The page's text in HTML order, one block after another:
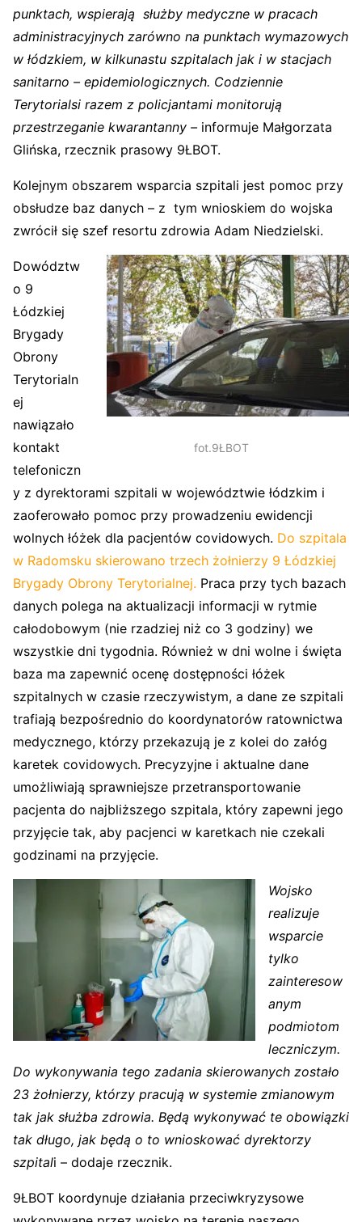
punktach, wspierają służby medyczne w pracach
administracyjnych zarówno na punktach wymazowych
w łódzkiem, w kilkunastu szpitalach jak i w stacjach
sanitarno – epidemiologicznych. Codziennie
Terytorialsi razem z policjantami monitorują
przestrzeganie kwarantanny – informuje Małgorzata
Glińska, rzecznik prasowy 9ŁBOT.
Kolejnym obszarem wsparcia szpitali jest pomoc przy
obsłudze baz danych – z tym wnioskiem do wojska
zwrócił się szef resortu zdrowia Adam Niedzielski.
fot.9ŁBOT
Dowództw
o 9
Łódzkiej
Brygady
Obrony
Terytorialn
ej
nawiązało
kontakt
telefoniczn
y z dyrektorami szpitali w województwie łódzkim i
zaoferowało pomoc przy prowadzeniu ewidencji
wolnych łóżek dla pacjentów covidowych. Do szpitala
w Radomsku skierowano trzech żołnierzy 9 Łódzkiej
Brygady Obrony Terytorialnej. Praca przy tych bazach
danych polega na aktualizacji informacji w rytmie
całodobowym (nie rzadziej niż co 3 godziny) we
wszystkie dni tygodnia. Również w dni wolne i święta
baza ma zapewnić ocenę dostępności łóżek
szpitalnych w czasie rzeczywistym, a dane ze szpitali
trafiają bezpośrednio do koordynatorów ratownictwa
medycznego, którzy przekazują je z kolei do załóg
karetek covidowych. Precyzyjne i aktualne dane
umożliwiają sprawniejsze przetransportowanie
pacjenta do najbliższego szpitala, który zapewni jego
przyjęcie tak, aby pacjenci w karetkach nie czekali
godzinami na przyjęcie.
Wojsko
realizuje
wsparcie
tylko
zainteresow
anym
podmiotom
leczniczym.
Do wykonywania tego zadania skierowanych zostało
23 żołnierzy, którzy pracują w systemie zmianowym
tak jak służba zdrowia. Będą wykonywać te obowiązki
tak długo, jak będą o to wnioskować dyrektorzy
szpitali – dodaje rzecznik.
9ŁBOT koordynuje działania przeciwkryzysowe